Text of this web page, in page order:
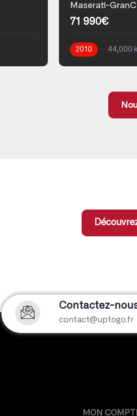
71 990€
2010
44,000
Contactez-
contact@uptogo.fr
MON